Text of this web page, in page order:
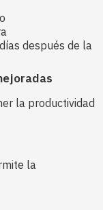
después de la
la productividad
la